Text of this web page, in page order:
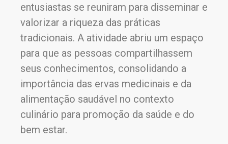
entusiastas se reuniram para disseminar e
valorizar a riqueza das práticas
tradicionais. A atividade abriu um espaço
para que as pessoas compartilhassem
seus conhecimentos, consolidando a
importância das ervas medicinais e da
alimentação saudável no contexto
culinário para promoção da saúde e do
bem estar.